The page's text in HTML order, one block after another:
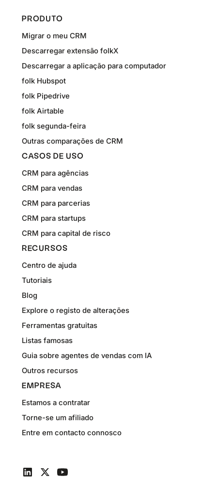
PRODUTO
Migrar o meu CRM
Descarregar extensão folkX
Descarregar a aplicação para computador
folk Hubspot
folk Pipedrive
folk Airtable
folk segunda-feira
Outras comparações de CRM
CASOS DE USO
CRM para agências
CRM para vendas
CRM para parcerias
CRM para startups
CRM para capital de risco
RECURSOS
Centro de ajuda
Tutoriais
Blog
Explore o registo de alterações
Ferramentas gratuitas
Listas famosas
Guia sobre agentes de vendas com IA
Outros recursos
EMPRESA
Estamos a contratar
Torne-se um afiliado
Entre em contacto connosco